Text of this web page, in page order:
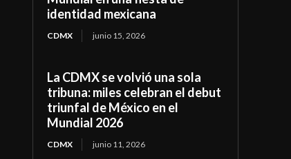
identidad mexicana
CDMX junio 15, 2026
La CDMX se volvió una sola
tribuna: miles celebran el debut
triunfal de México en el
Mundial 2026
CDMX junio 11, 2026